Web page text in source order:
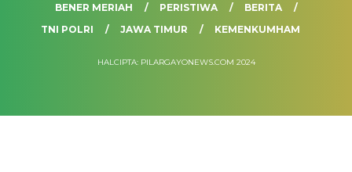
BENER MERIAH
PERISTIWA
BERITA
TNI POLRI
JAWA TIMUR KEMENKUMHAM
HALCIPTA: PILARGAYONEWS.COM 2024